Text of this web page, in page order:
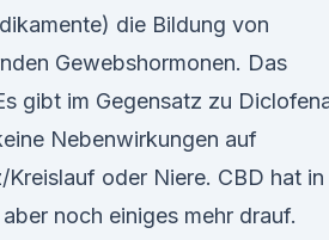
die Bildung von
Gewebshormonen. Das
gibt im Gegensatz zu
Nebenwirkungen auf
oder Niere. CBD hat in
noch einiges mehr drauf.